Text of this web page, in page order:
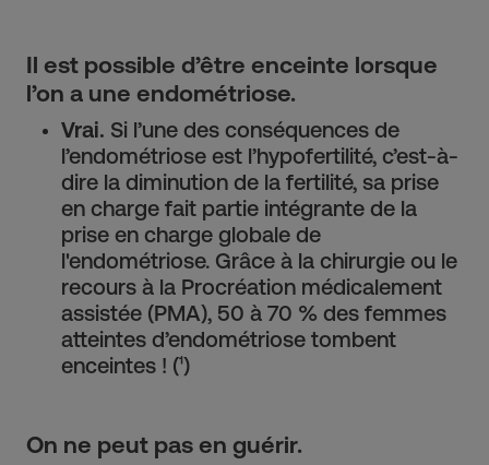
Il est possible d’être enceinte lorsque
l’on a une endométriose.
Vrai. Si l’une des conséquences de
l’endométriose est l’hypofertilité, c’est-à-
dire la diminution de la fertilité, sa prise
en charge fait partie intégrante de la
prise en charge globale de
l'endométriose. Grâce à la chirurgie ou le
recours à la Procréation médicalement
assistée (PMA), 50 à 70 % des femmes
atteintes d’endométriose tombent
enceintes ! (¹)
On ne peut pas en guérir.